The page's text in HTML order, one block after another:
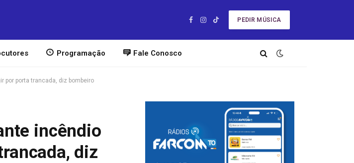
Facebook
Instagram
TikTok
PEDIR MÚSICA
Programação Fale Conosco
por porta trancada, diz bombeiro
incêndio
diz